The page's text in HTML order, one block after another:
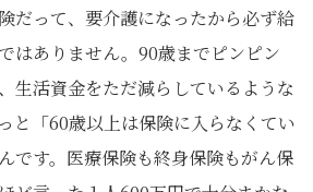
だって、要介護になったから必ず給
はありません。90歳までピンピン
生活資金をただ減らしているような
と「60歳以上は保険に入らなくてい
です。医療保険も終身保険もがん保